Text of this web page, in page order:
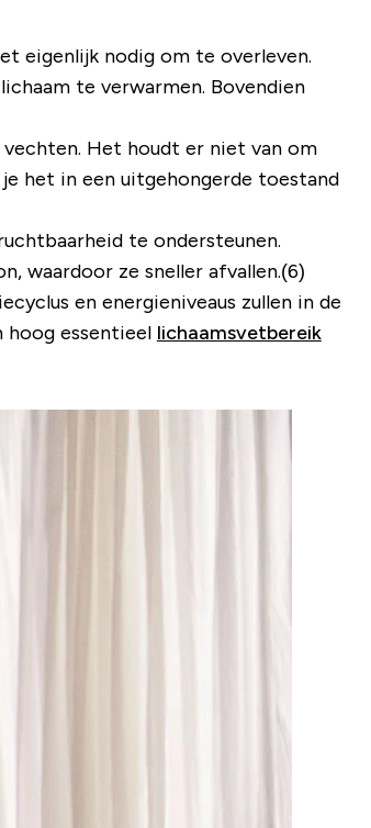
eigenlijk nodig om te overleven.
te verwarmen. Bovendien
Het houdt er niet van om
het in een uitgehongerde toestand
te ondersteunen.
waardoor ze sneller afvallen.(6)
en energieniveaus zullen in de
hoog essentieel lichaamsvetbereik